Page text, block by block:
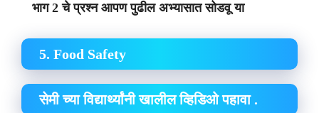
भाग 2 चे प्रश्न आपण पुढील अभ्यासात सोडवू या
5. Food Safety
सेमी च्या विद्यार्थ्यांनी खालील व्हिडिओ पहावा .